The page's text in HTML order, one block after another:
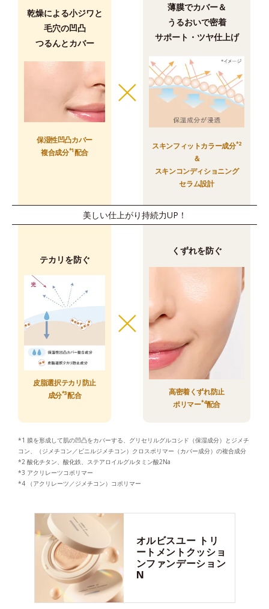
乾燥による小ジワと
毛穴の凹凸
つるんとカバー
保湿性凹凸カバー
複合成分*1配合
薄膜でカバー＆
うるおいで密着
サポート・ツヤ仕上げ
スキンフィットカラー成分*2
＆
スキンコンディショニング
セラム設計
美しい仕上がり持続力UP！
テカリを防ぐ
皮脂選択テカリ防止
成分*3配合
くずれを防ぐ
高密着くずれ防止
ポリマー*4配合
*1 膜を形成して肌の凹凸をカバーする、グリセリルグルコシド（保湿成分）とジメチ
コン、（ジメチコン／ビニルジメチコン）クロスポリマー（カバー成分）の複合成分
*2 酸化チタン、酸化鉄、ステアロイルグルタミン酸2Na
*3 アクリレーツコポリマー
*4 （アクリレーツ／ジメチコン）コポリマー
オルビスユー トリ
ートメントクッショ
ンファンデーション
N